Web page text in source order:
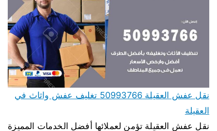
نقل عفش العقيلة 50993766 تغليف عفش واثاث في
العقيلة
نقل عفش العقيلة تؤمن لعملائها أفضل الخدمات المميزة